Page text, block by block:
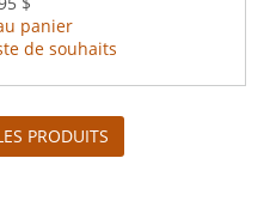
panier
de souhaits
PRODUITS